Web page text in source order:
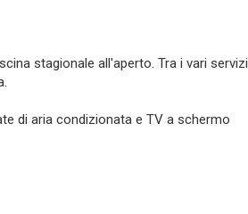
stagionale all'aperto. Tra i vari servizi
di aria condizionata e TV a schermo